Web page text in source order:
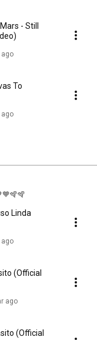
- Still
ago
To
ago
Linda
ago
(Official
ago
(Official